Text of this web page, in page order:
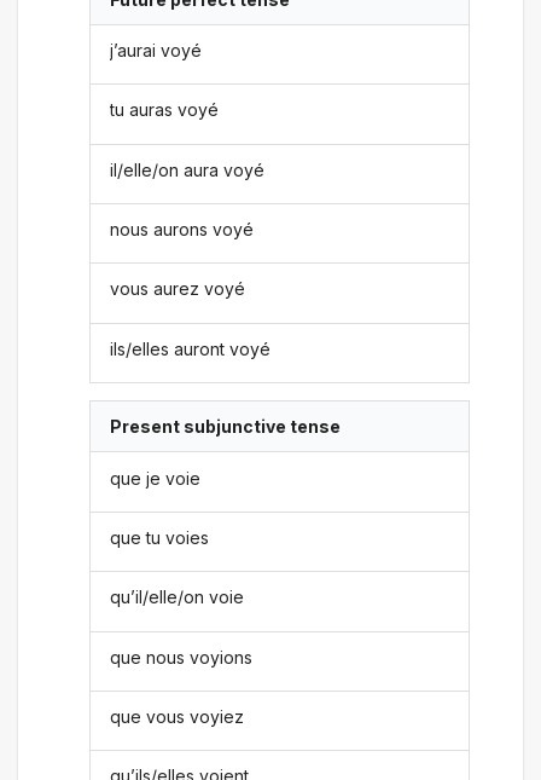
j’aurai voyé
tu auras voyé
il/elle/on aura voyé
nous aurons voyé
vous aurez voyé
ils/elles auront voyé
Present subjunctive tense
que je voie
que tu voies
qu’il/elle/on voie
que nous voyions
que vous voyiez